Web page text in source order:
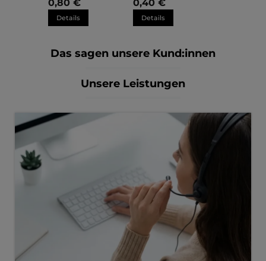
0,80 €
Details
0,40 €
Details
Das sagen unsere Kund:innen
Unsere Leistungen